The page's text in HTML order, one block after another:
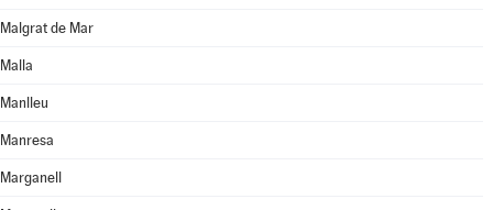
Malgrat de Mar
Malla
Manlleu
Manresa
Marganell